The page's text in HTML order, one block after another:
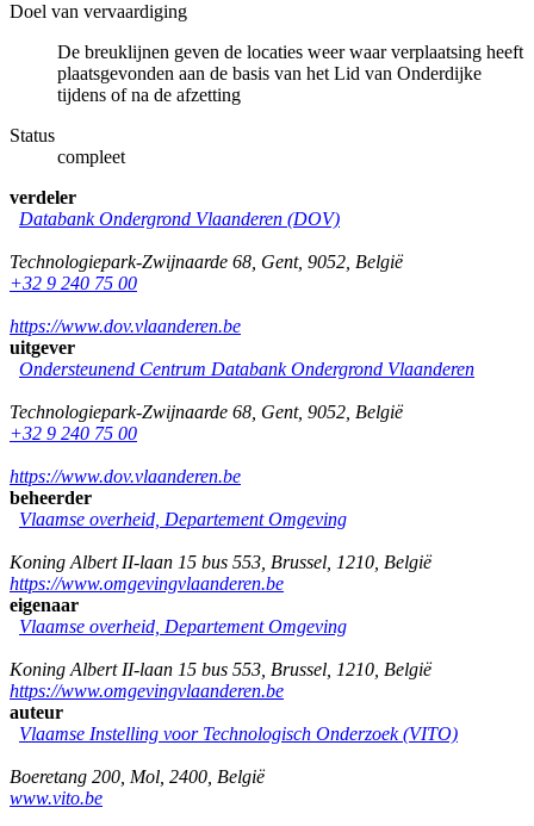
Doel van vervaardiging
De breuklijnen geven de locaties weer waar verplaatsing heeft
plaatsgevonden aan de basis van het Lid van Onderdijke
tijdens of na de afzetting
Status
compleet
verdeler
Databank Ondergrond Vlaanderen (DOV)
Technologiepark-Zwijnaarde 68 Gent, 9052 België
+32 9 240 75 00
https://www.dov.vlaanderen.be
uitgever
Ondersteunend Centrum Databank Ondergrond Vlaanderen
Technologiepark-Zwijnaarde 68 Gent, 9052 België
+32 9 240 75 00
https://www.dov.vlaanderen.be
beheerder
Vlaamse overheid, Departement Omgeving
Koning Albert II-laan 15 bus 553 Brussel 1210 België
https://www.omgevingvlaanderen.be
eigenaar
Vlaamse overheid, Departement Omgeving
Koning Albert II-laan 15 bus 553 Brussel 1210 België
https://www.omgevingvlaanderen.be
auteur
Vlaamse Instelling voor Technologisch Onderzoek (VITO)
Boeretang 200 Mol 2400 België
www.vito.be